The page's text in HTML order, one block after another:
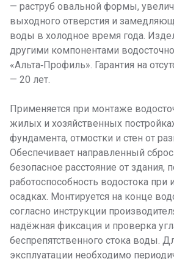
— раструб овальной формы,
выходного отверстия и
воды в холодное время года.
другими компонентами
«Альта‑Профиль». Гарантия на
— 20 лет.
Применяется при монтаже
жилых и хозяйственных
фундамента, отмостки и стен от
Обеспечивает направленный
безопасное расстояние от здания,
работоспособность водостока при
осадках. Монтируется на конце
согласно инструкции
надёжная фиксация и проверка
беспрепятственного стока воды.
эксплуатации необходимо